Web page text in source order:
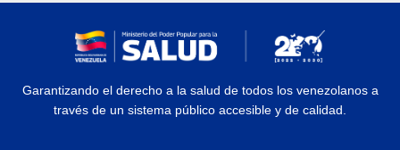
Garantizando el derecho a la salud de todos los venezolanos a
través de un sistema público accesible y de calidad.